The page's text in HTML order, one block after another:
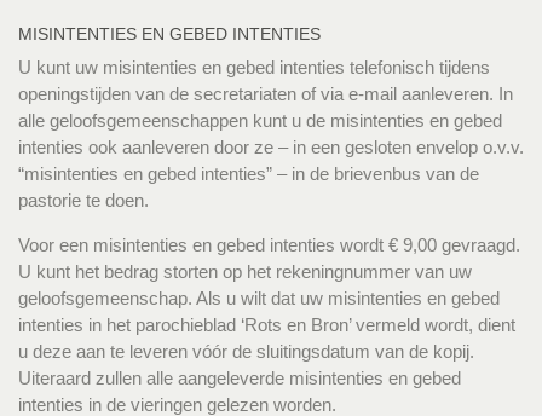
MISINTENTIES EN GEBED INTENTIES
U kunt uw misintenties en gebed intenties telefonisch tijdens
openingstijden van de secretariaten of via e-mail aanleveren. In
alle geloofsgemeenschappen kunt u de misintenties en gebed
intenties ook aanleveren door ze – in een gesloten envelop o.v.v.
“misintenties en gebed intenties” – in de brievenbus van de
pastorie te doen.
Voor een misintenties en gebed intenties wordt € 9,00 gevraagd.
U kunt het bedrag storten op het rekeningnummer van uw
geloofsgemeenschap. Als u wilt dat uw misintenties en gebed
intenties in het parochieblad ‘Rots en Bron’ vermeld wordt, dient
u deze aan te leveren vóór de sluitingsdatum van de kopij.
Uiteraard zullen alle aangeleverde misintenties en gebed
intenties in de vieringen gelezen worden.